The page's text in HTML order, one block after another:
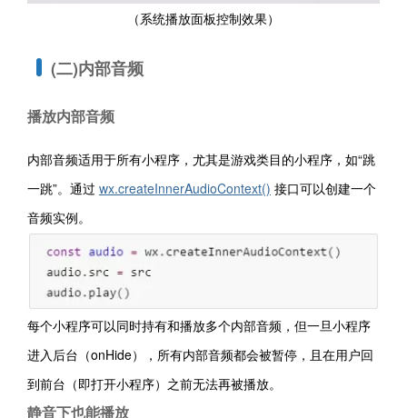
（系统播放面板控制效果）
(二)内部音频
播放内部音频
内部音频适用于所有小程序，尤其是游戏类目的小程序，如“跳
一跳”。通过 wx.createInnerAudioContext() 接口可以创建一个
音频实例。
每个小程序可以同时持有和播放多个内部音频，但一旦小程序
进入后台（onHide），所有内部音频都会被暂停，且在用户回
到前台（即打开小程序）之前无法再被播放。
静音下也能播放